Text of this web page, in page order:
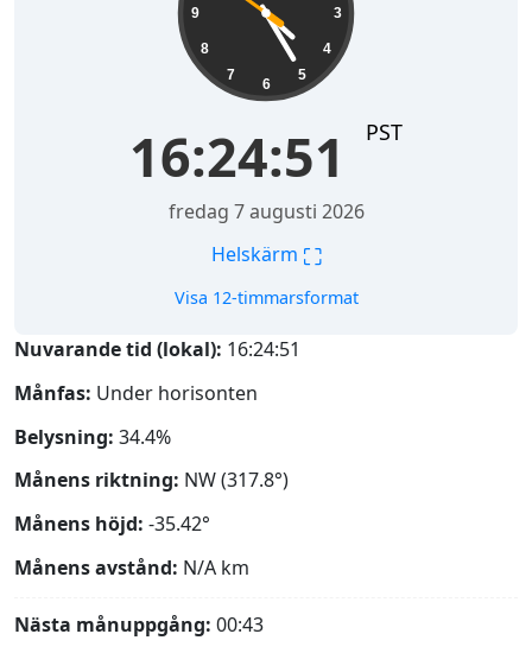
3
4
5
6
7
8
9
16:24:52 PST
fredag 7 augusti 2026
Helskärm ⛶
Visa 12-timmarsformat
Nuvarande tid (lokal): 16:24:52
Månfas: Under horisonten
Belysning: 34.4%
Månens riktning: NW (317.8°)
Månens höjd: -35.42°
Månens avstånd: N/A km
Nästa månuppgång: 00:43